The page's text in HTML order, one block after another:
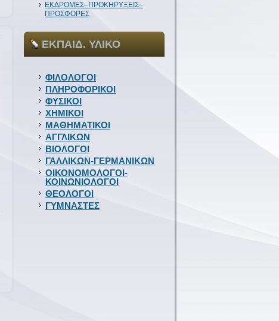
ΕΚΔΡΟΜΕΣ–ΠΡΟΚΗΡΥΞΕΙΣ–
ΠΡΟΣΦΟΡΕΣ
ΕΚΠΑΙΔ. ΥΛΙΚΟ
ΦΙΛΟΛΟΓΟΙ
ΠΛΗΡΟΦΟΡΙΚΟΙ
ΦΥΣΙΚΟΙ
ΧΗΜΙΚΟΙ
ΜΑΘΗΜΑΤΙΚΟΙ
ΑΓΓΛΙΚΩΝ
ΒΙΟΛΟΓΟΙ
ΓΑΛΛΙΚΩΝ-ΓΕΡΜΑΝΙΚΩΝ
ΟΙΚΟΝΟΜΟΛΟΓΟΙ-
ΚΟΙΝΩΝΙΟΛΟΓΟΙ
ΘΕΟΛΟΓΟΙ
ΓΥΜΝΑΣΤΕΣ